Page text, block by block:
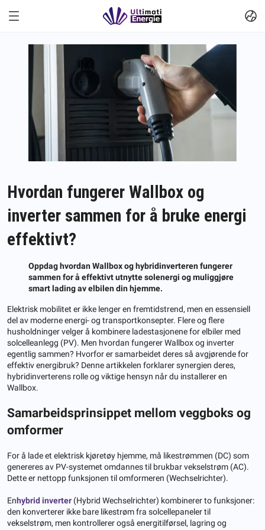
Hvordan fungerer Wallbox og
inverter sammen for å bruke energi
effektivt?
Oppdag hvordan Wallbox og hybridinverteren fungerer
sammen for å effektivt utnytte solenergi og muliggjøre
smart lading av elbilen din hjemme.
Elektrisk mobilitet er ikke lenger en fremtidstrend, men en essensiell
del av moderne energi- og transportkonsepter. Flere og flere
husholdninger velger å kombinere ladestasjonene for elbiler med
solcelleanlegg (PV). Men hvordan fungerer Wallbox og inverter
egentlig sammen? Hvorfor er samarbeidet deres så avgjørende for
effektiv energibruk? Denne artikkelen forklarer synergien deres,
hybridinverterens rolle og viktige hensyn når du installerer en
Wallbox.
Samarbeidsprinsippet mellom veggboks og
omformer
For å lade et elektrisk kjøretøy hjemme, må likestrømmen (DC) som
genereres av PV-systemet omdannes til brukbar vekselstrøm (AC).
Dette er nettopp funksjonen til omformeren (Wechselrichter).
Enhybrid inverter (Hybrid Wechselrichter) kombinerer to funksjoner:
den konverterer ikke bare likestrøm fra solcellepaneler til
vekselstrøm, men kontrollerer også energitilførsel, lagring og